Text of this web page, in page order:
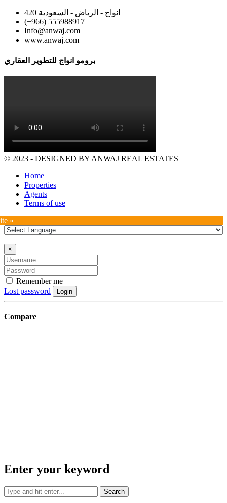
420 انواج - الرياض - السعودية
(+966) 555988917
Info@anwaj.com
www.anwaj.com
برومو انواج للتطوير العقاري
© 2023 - DESIGNED BY ANWAJ REAL ESTATES
Home
Properties
Agents
Terms of use
»
×
Remember me
Lost password
Login
Compare
Enter your keyword
Search